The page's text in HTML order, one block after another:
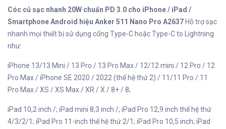
Cóc củ sạc nhanh 20W chuẩn PD 3.0 cho iPhone / iPad /
Smartphone Android hiệu Anker 511 Nano Pro A2637 Hỗ trợ sạc
nhanh mọi thiết bị sử dụng cổng Type-C hoặc Type-C to Lightning
như:
iPhone 13/13 Mini / 13 Pro / 13 Pro Max / 12/12 mini / 12 Pro / 12
Pro Max / iPhone SE 2020 / 2022 (thế hệ thứ 2) / 11/11 Pro / 11
Pro Max / XS / XS Max / XR / X / 8+ / 8;
iPad 10,2 inch /; iPad mini 8,3 inch /; iPad Pro 12,9 inch thế hệ thứ
4/3/2/1; iPad Pro 11-inch thế hệ thứ 2/1; iPad Pro 10,5 inch; iPad